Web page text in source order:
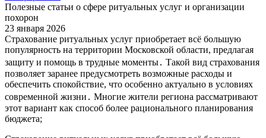
Полезные статьи о сфере ритуальных услуг и организации
похорон
23 января 2026
Страхование ритуальных услуг приобретает всё большую
популярность на территории Московской области, предлагая
защиту и помощь в трудные моменты․ Такой вид страхования
позволяет заранее предусмотреть возможные расходы и
обеспечить спокойствие, что особенно актуально в условиях
современной жизни․ Многие жители региона рассматривают
этот вариант как способ более рационального планирования
бюджета;